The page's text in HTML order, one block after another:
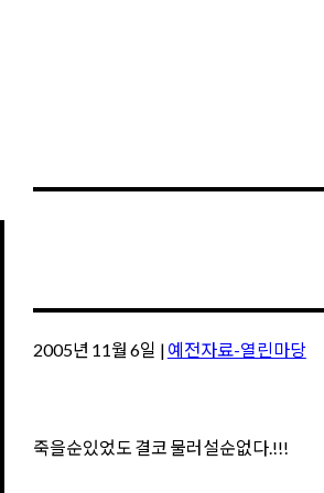
2005년 11월 6일 | 예전자료-열린마당
죽을순있었도 결코 물러설순없다.!!!